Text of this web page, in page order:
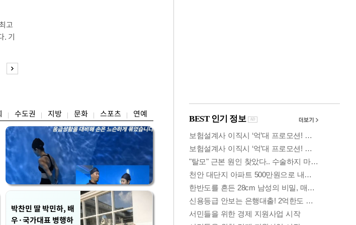
고
. 기
, 종
대 4
수도권 지방 문화 스포츠 연예
박찬민 딸 박민하, 배
우·국가대표 병행하